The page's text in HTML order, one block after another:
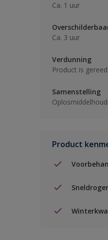
Ca. 1 uur
Ca. 3 uur
Verdunning
Product is
Samenstelling
Product